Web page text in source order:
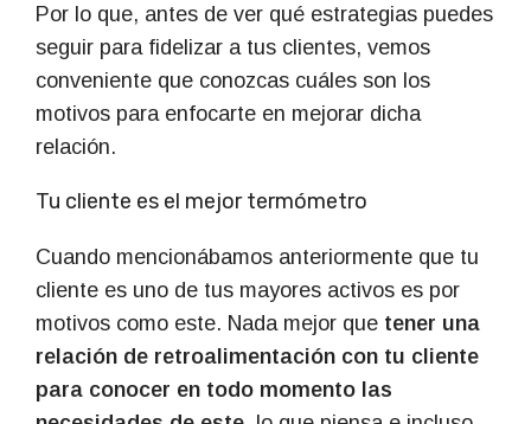
Por lo que, antes de ver qué estrategias puedes
seguir para fidelizar a tus clientes, vemos
conveniente que conozcas cuáles son los
motivos para enfocarte en mejorar dicha
relación.
Tu cliente es el mejor termómetro
Cuando mencionábamos anteriormente que tu
cliente es uno de tus mayores activos es por
motivos como este. Nada mejor que tener una
relación de retroalimentación con tu cliente
para conocer en todo momento las